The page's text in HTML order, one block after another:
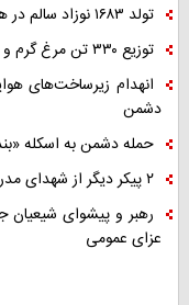
تولد ۱۶۸۳ نوزاد سالم در هرمزگان در جنگ تحمیلی
توزیع ۳۳۰ تن مرغ گرم و منجمد در هرمزگان
انهدام زیرساخت‌های
دشمن
حمله دشمن به اسکله «بندرپل» در
۲ پیکر دیگر از شهدای مدرسه شجره طیبه میناب شناسایی شد
عزای عمومی